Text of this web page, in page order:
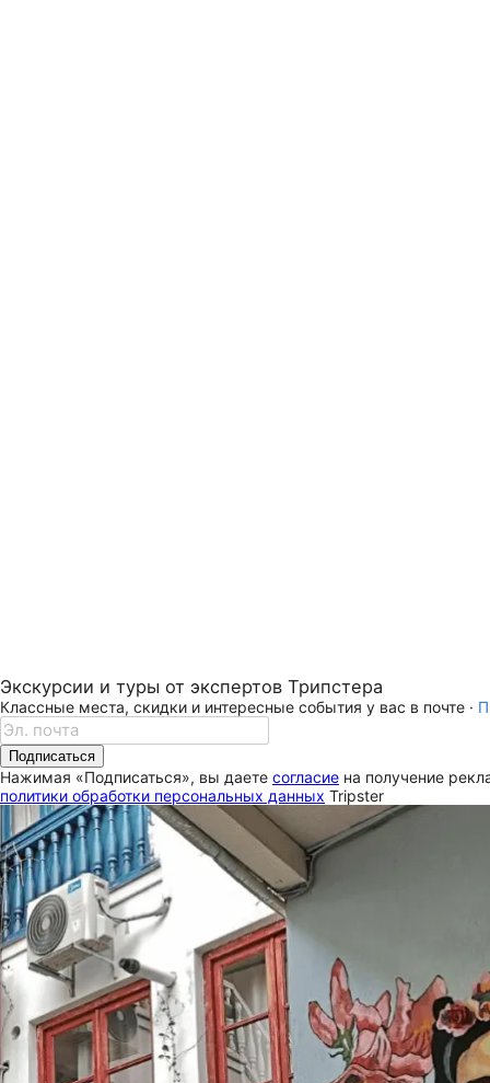
Экскурсии и туры от экспертов Трипстера
Классные места, скидки и интересные события у вас в почте ·
Подписаться
Нажимая «Подписаться», вы даете согласие на получение
политики обработки персональных данных Tripster